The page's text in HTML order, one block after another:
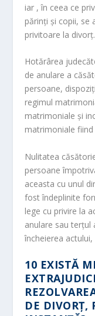
iar , în ceea ce
părinţi şi copii, se
privitoare la divorţ.
Hotărârea
de anulare a
persoane,
regimul
matrimoniale şi
matrimoniale
Nulitatea
persoane
aceasta cu unul
fost îndeplinite
lege cu privire la
anulare sau terţul
încheierea
10 EXISTĂ
DE DIVORŢ,